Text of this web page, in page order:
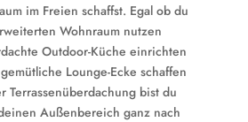
im Freien schaffst. Egal ob du
Wohnraum nutzen
Outdoor-Küche einrichten
Lounge-Ecke schaffen
Terrassenüberdachung bist du
Außenbereich ganz nach